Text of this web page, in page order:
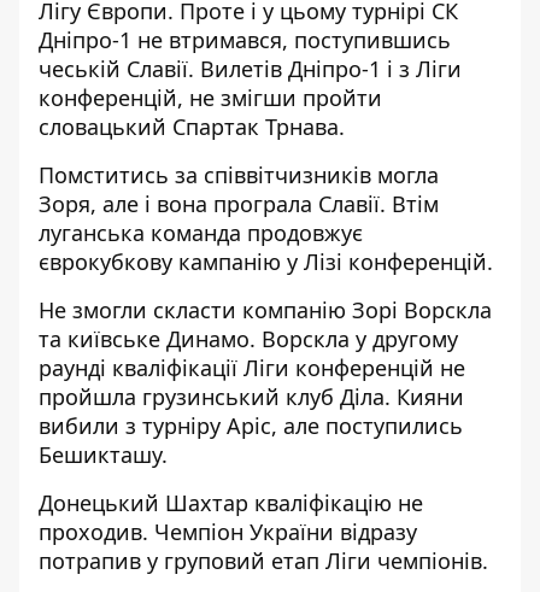
Лігу Європи. Проте і у цьому турнірі СК
Дніпро-1 не втримався, поступившись
чеській Славії. Вилетів Дніпро-1 і з Ліги
конференцій, не змігши пройти
словацький Спартак Трнава.
Помститись за співвітчизників могла
Зоря, але і вона програла Славії. Втім
луганська команда продовжує
єврокубкову кампанію у Лізі конференцій.
Не змогли скласти компанію Зорі Ворскла
та київське Динамо. Ворскла у другому
раунді кваліфікації Ліги конференцій не
пройшла грузинський клуб Діла. Кияни
вибили з турніру Аріс, але поступились
Бешикташу.
Донецький Шахтар кваліфікацію не
проходив. Чемпіон України відразу
потрапив у груповий етап Ліги чемпіонів.